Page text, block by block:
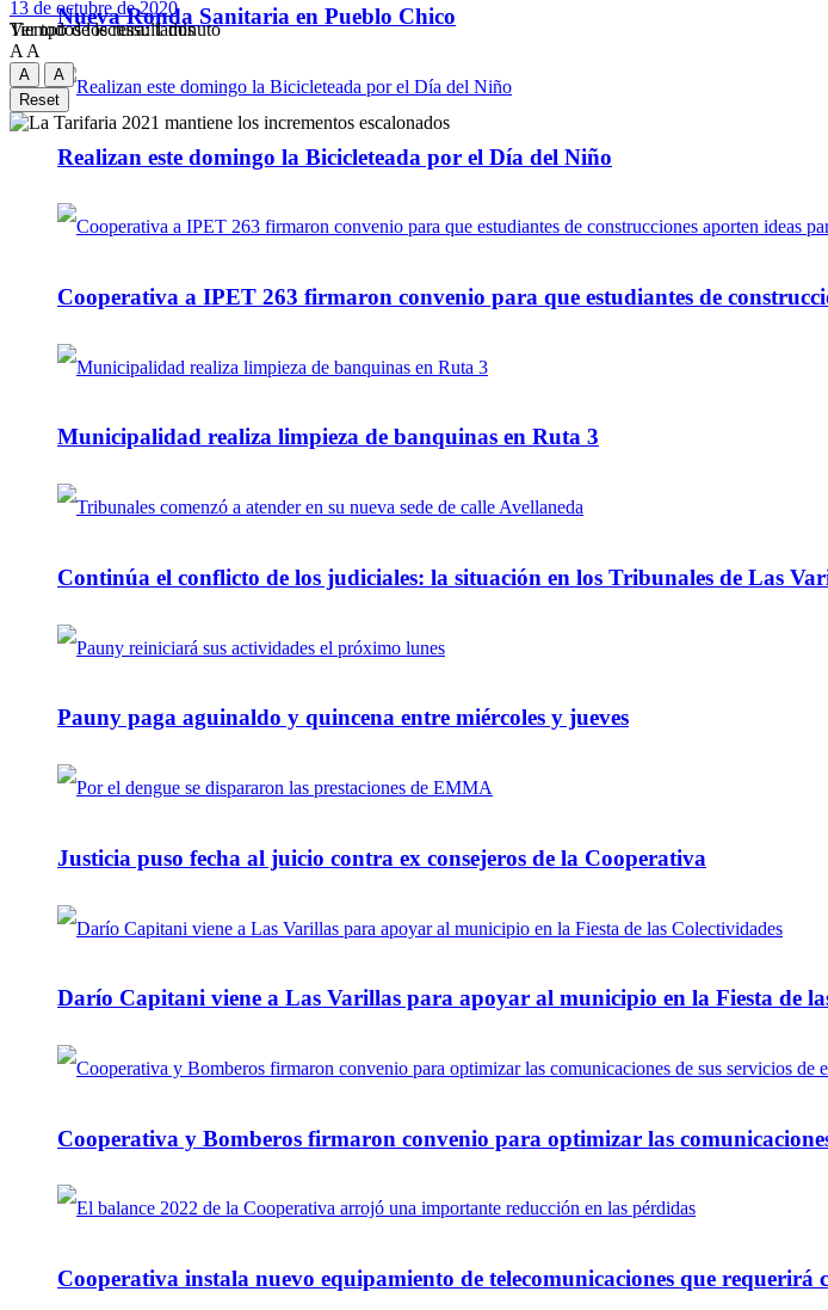
Nueva Ronda Sanitaria en Pueblo Chico
Realizan este domingo la Bicicleteada por el Día del Niño
Cooperativa a IPET 263 firmaron convenio para que estudiantes de
Municipalidad realiza limpieza de banquinas en Ruta 3
Continúa el conflicto de los judiciales: la situación en los Tribunales de Las
Pauny paga aguinaldo y quincena entre miércoles y jueves
Justicia puso fecha al juicio contra ex consejeros de la Cooperativa
Darío Capitani viene a Las Varillas para apoyar al municipio en la Fiesta de
Cooperativa y Bomberos firmaron convenio para optimizar las comunicaciones
Cooperativa instala nuevo equipamiento de telecomunicaciones que requerirá
Ver todos los ressultados
13 de octubre de 2020
Tiempo de lectura: 1 minuto
A A
A
A
Reset